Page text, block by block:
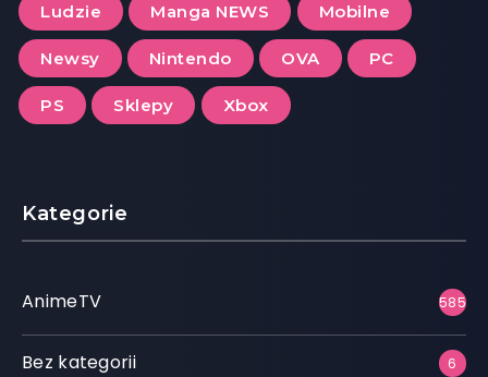
Ludzie Manga NEWS Mobilne
Newsy Nintendo OVA PC
PS Sklepy Xbox
Kategorie
AnimeTV 585
Bez kategorii 6